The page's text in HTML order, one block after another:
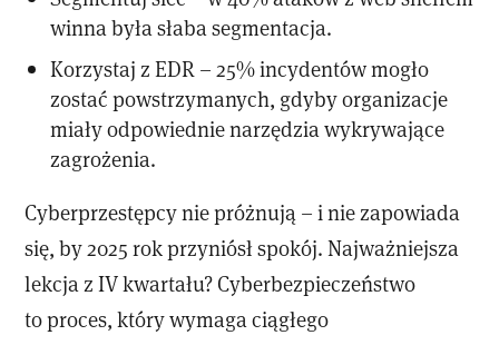
winna była słaba segmentacja.
Korzystaj z EDR – 25% incydentów mogło
zostać powstrzymanych, gdyby organizacje
miały odpowiednie narzędzia wykrywające
zagrożenia.
Cyberprzestępcy nie próżnują – i nie zapowiada
się, by 2025 rok przyniósł spokój. Najważniejsza
lekcja z IV kwartału? Cyberbezpieczeństwo
to proces, który wymaga ciągłego